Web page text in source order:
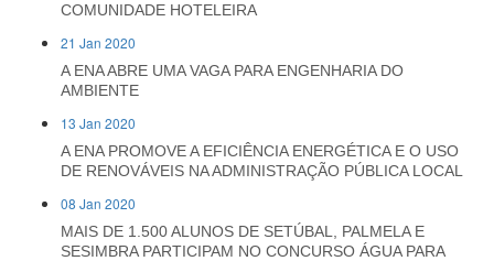
COMUNIDADE HOTELEIRA
21 Jan 2020
A ENA ABRE UMA VAGA PARA ENGENHARIA DO
AMBIENTE
13 Jan 2020
A ENA PROMOVE A EFICIÊNCIA ENERGÉTICA E O USO
DE RENOVÁVEIS NA ADMINISTRAÇÃO PÚBLICA LOCAL
08 Jan 2020
MAIS DE 1.500 ALUNOS DE SETÚBAL, PALMELA E
SESIMBRA PARTICIPAM NO CONCURSO ÁGUA PARA